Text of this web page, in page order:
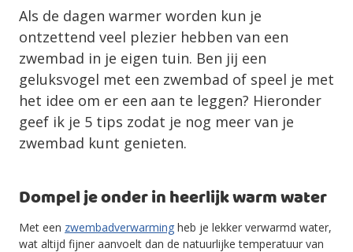
Als de dagen warmer worden kun je
ontzettend veel plezier hebben van een
zwembad in je eigen tuin. Ben jij een
geluksvogel met een zwembad of speel je met
het idee om er een aan te leggen? Hieronder
geef ik je 5 tips zodat je nog meer van je
zwembad kunt genieten.
Dompel je onder in heerlijk warm water
Met een zwembadverwarming heb je lekker verwarmd water,
wat altijd fijner aanvoelt dan de natuurlijke temperatuur van